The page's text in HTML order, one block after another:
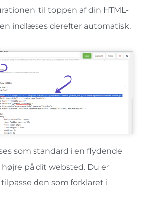
til toppen af ​​din HTML-
indlæses derefter automatisk.
som standard i en flydende
på dit websted. Du er
den som forklaret i